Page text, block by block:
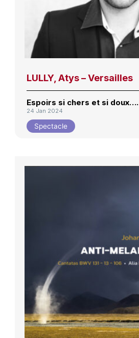
LULLY, Atys – Versailles
Espoirs si chers et si doux….
24 Jan 2024
Spectacle